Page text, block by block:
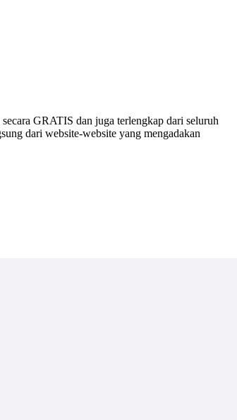
secara GRATIS dan juga terlengkap dari seluruh
dari website-website yang mengadakan